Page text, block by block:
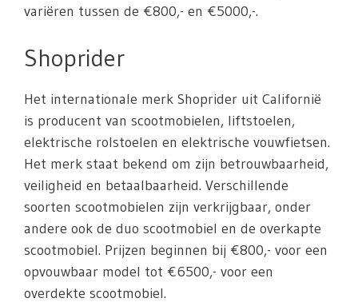
variëren tussen de €800,- en €5000,-.
Shoprider
Het internationale merk Shoprider uit Californië
is producent van scootmobielen, liftstoelen,
elektrische rolstoelen en elektrische vouwfietsen.
Het merk staat bekend om zijn betrouwbaarheid,
veiligheid en betaalbaarheid. Verschillende
soorten scootmobielen zijn verkrijgbaar, onder
andere ook de duo scootmobiel en de overkapte
scootmobiel. Prijzen beginnen bij €800,- voor een
opvouwbaar model tot €6500,- voor een
overdekte scootmobiel.